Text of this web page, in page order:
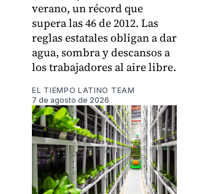
verano, un récord que
supera las 46 de 2012. Las
reglas estatales obligan a dar
agua, sombra y descansos a
los trabajadores al aire libre.
EL TIEMPO LATINO TEAM
7 de agosto de 2026